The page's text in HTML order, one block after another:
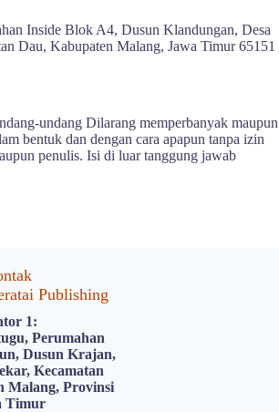
Inside Blok A4, Dusun Klandungan, Desa
Dau, Kabupaten Malang, Jawa Timur 65151
undang Dilarang memperbanyak maupun
bentuk dan dengan cara apapun tanpa izin
penulis. Isi di luar tanggung jawab
Publishing
1:
Perumahan
Dusun Krajan,
Kecamatan
Malang, Provinsi
Timur